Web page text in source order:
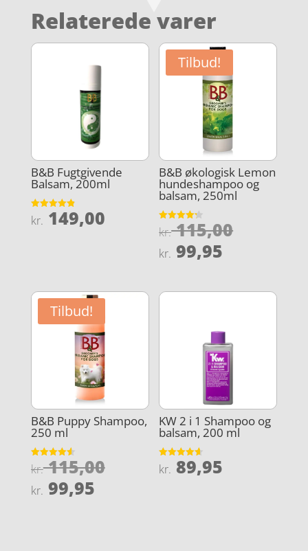
Relaterede varer
B&B Fugtgivende
Balsam, 200ml
Vurderet
4.9
kr. 149,00
Tilbud!
B&B økologisk Lemon
hundeshampoo og
balsam, 250ml
Vurderet
4.2
kr.115,00Den
kr.
kr. 99,95
pris
Tilbud!
B&B Puppy Shampoo,
250 ml
Vurderet
4.6
kr.115,00Den
kr. 99,95Den
KW 2 i 1 Shampoo og
balsam, 200 ml
Vurderet
4.6
kr. 89,95